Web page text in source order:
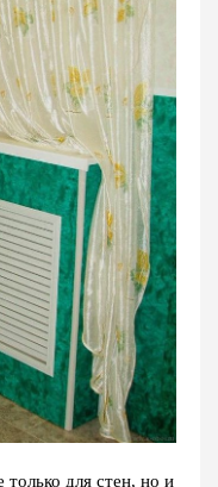
только для стен, но и